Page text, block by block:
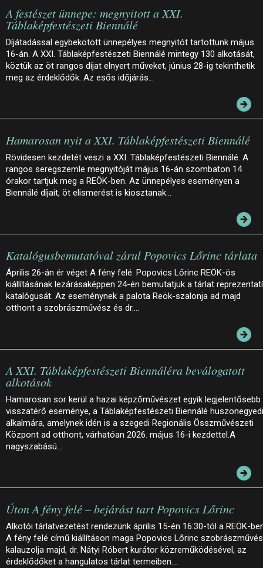
A festészet ünnepe: megnyitott a XXI.
Táblaképfestészeti Biennálé
Díjátadással egybekötött ünnepélyes megnyitót tartottunk május
16-án. A XXI. Táblaképfestészeti Biennálé mintegy 130 alkotását,
köztük az öt rangos díjat elnyert műveket, június 28-ig tekinthetik
meg az érdeklődők. Az esős időjárás…
Hamarosan nyit a XXI. Táblaképfestészeti Biennálé
Rövidesen kezdetét veszi a XXI. Táblaképfestészeti Biennálé. A
rangos seregszemle megnyitóját május 16-án szombaton 14
órakor tartjuk meg a REÖK-ben. Az ünnepélyes eseményen a
Biennálé díjait, öt elismerést is kiosztanak…
Katalógusbemutatóval zárul Popovics Lőrinc tárlata
Április 26-án ér véget A fény felé. Popovics Lőrinc REÖK-ös
kiállításának lezárásaképpen 24-én bemutatjuk a tárlat
katalógusát. Az eseménynek a palota Reök-szalonja ad majd
otthont a szobrászművész és dr.…
A XXI. Táblaképfestészeti Biennáléra beválogatott
alkotások
Hamarosan sor kerül a hazai képzőművészet egyik legjelentősebb
visszatérő eseménye, a Táblaképfestészeti Biennálé
alkalmára, amelynek idén is a szegedi Regionális Összművészeti
Központ ad otthont, várhatóan 2026. május 16-i kezdettel.A
nagyszabású…
Úton A fény felé – bejárást tart Popovics Lőrinc
Alkotói tárlatvezetést rendezünk április 15-én 16:30-tól a REÖK-
A fény felé című kiállításon maga Popovics Lőrinc
kalauzolja majd, dr. Nátyi Róbert kurátor közreműködésével, az
érdeklődőket a hangulatos tárlat termeiben.…